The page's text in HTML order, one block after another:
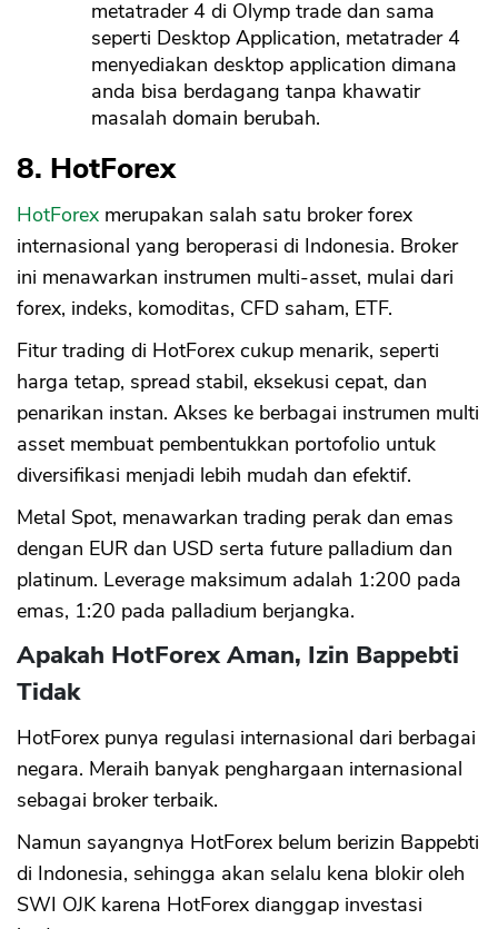
metatrader 4 di Olymp trade dan sama
seperti Desktop Application, metatrader 4
menyediakan desktop application dimana
anda bisa berdagang tanpa khawatir
masalah domain berubah.
8. HotForex
HotForex merupakan salah satu broker forex
internasional yang beroperasi di Indonesia. Broker
ini menawarkan instrumen multi-asset, mulai dari
forex, indeks, komoditas, CFD saham, ETF.
Fitur trading di HotForex cukup menarik, seperti
harga tetap, spread stabil, eksekusi cepat, dan
penarikan instan. Akses ke berbagai instrumen multi
asset membuat pembentukkan portofolio untuk
diversifikasi menjadi lebih mudah dan efektif.
Metal Spot, menawarkan trading perak dan emas
dengan EUR dan USD serta future palladium dan
platinum. Leverage maksimum adalah 1:200 pada
emas, 1:20 pada palladium berjangka.
Apakah HotForex Aman, Izin Bappebti
Tidak
HotForex punya regulasi internasional dari berbagai
negara. Meraih banyak penghargaan internasional
sebagai broker terbaik.
Namun sayangnya HotForex belum berizin Bappebti
di Indonesia, sehingga akan selalu kena blokir oleh
SWI OJK karena HotForex dianggap investasi